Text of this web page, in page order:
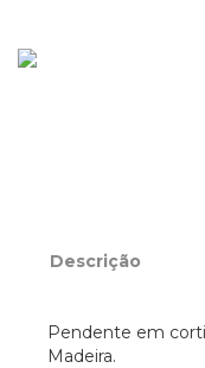
Descrição
Pendente em
Madeira.